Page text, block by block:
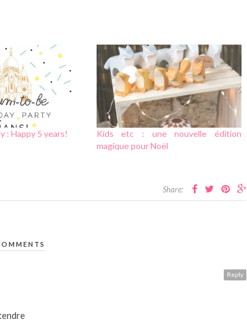
: Happy 5 years!
Kids etc : une nouvelle édition
magique pour Noël
Share:
Reply